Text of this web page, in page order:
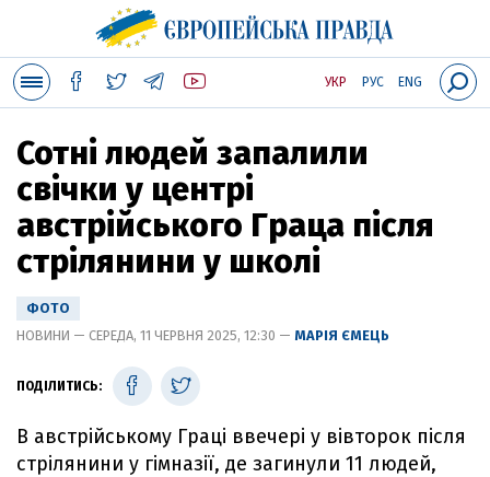
УКР РУС ENG
Сотні людей запалили
свічки у центрі
австрійського Граца після
стрілянини у школі
ФОТО
НОВИНИ — СЕРЕДА, 11 ЧЕРВНЯ 2025, 12:30 — МАРІЯ ЄМЕЦЬ
ПОДІЛИТИСЬ:
В австрійському Граці ввечері у вівторок після
стрілянини у гімназії, де загинули 11 людей,